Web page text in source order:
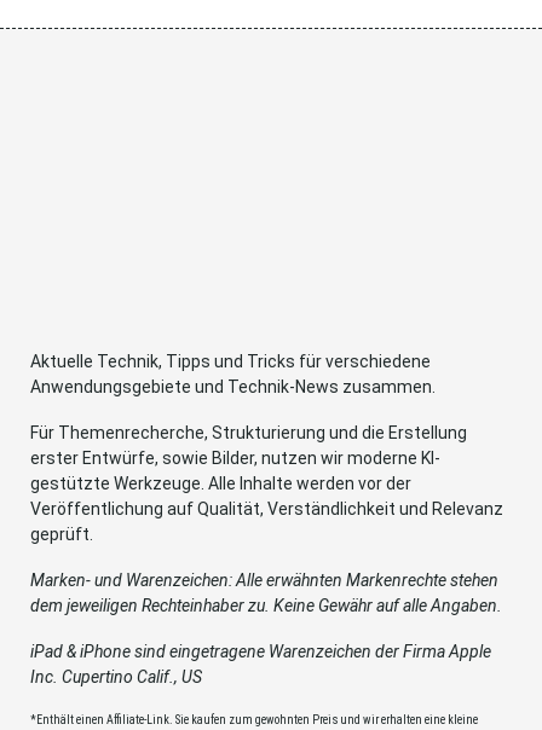
Aktuelle Technik, Tipps und Tricks für verschiedene
Anwendungsgebiete und Technik-News zusammen.
Für Themenrecherche, Strukturierung und die Erstellung
erster Entwürfe, sowie Bilder, nutzen wir moderne KI-
gestützte Werkzeuge. Alle Inhalte werden vor der
Veröffentlichung auf Qualität, Verständlichkeit und Relevanz
geprüft.
Marken- und Warenzeichen: Alle erwähnten Markenrechte stehen
dem jeweiligen Rechteinhaber zu. Keine Gewähr auf alle Angaben.
iPad & iPhone sind eingetragene Warenzeichen der Firma Apple
Inc. Cupertino Calif., US
*Enthält einen Affiliate-Link. Sie kaufen zum gewohnten Preis und wir erhalten eine kleine